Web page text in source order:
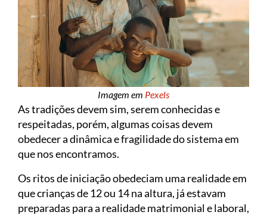
Imagem em Pexels
As tradições devem sim, serem conhecidas e
respeitadas, porém, algumas coisas devem
obedecer a dinâmica e fragilidade do sistema em
que nos encontramos.
Os ritos de iniciação obedeciam uma realidade em
que crianças de 12 ou 14 na altura, já estavam
preparadas para a realidade matrimonial e laboral,